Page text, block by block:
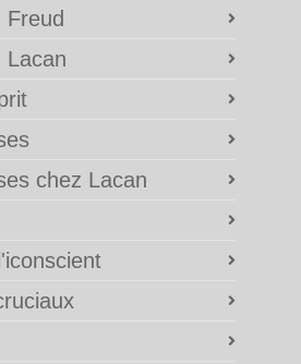
Freud
Lacan
chez Lacan